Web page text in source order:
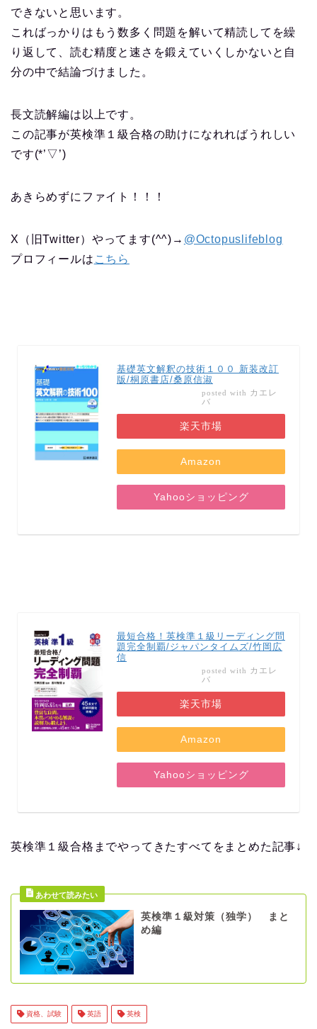
できないと思います。
こればっかりはもう数多く問題を解いて精読してを繰
り返して、読む精度と速さを鍛えていくしかないと自
分の中で結論づけました。
長文読解編は以上です。
この記事が英検準１級合格の助けになれればうれしい
です(*’▽’)
あきらめずにファイト！！！
X（旧Twitter）やってます(^^)→ @Octopuslifeblog
プロフィールは こちら
基礎英文解釈の技術１００ 新装改訂
版/桐原書店/桑原信淑
posted with カエレ
バ
楽天市場
Amazon
Yahooショッピング
最短合格！英検準１級リーディング問
題完全制覇/ジャパンタイムズ/竹岡広
信
posted with カエレ
バ
楽天市場
Amazon
Yahooショッピング
英検準１級合格までやってきたすべてをまとめた記事↓
英検準１級対策（独学） まと
め編
資格、試験 英語 英検